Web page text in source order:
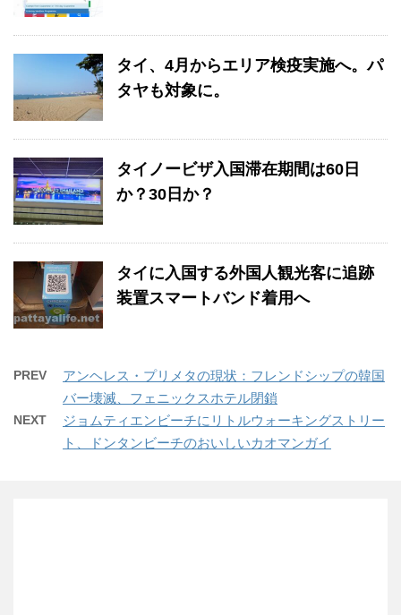
タイ、4月からエリア検疫実施へ。パ
タヤも対象に。
タイノービザ入国滞在期間は60日
か？30日か？
タイに入国する外国人観光客に追跡
装置スマートバンド着用へ
PREV
アンヘレス・プリメタの現状：フレンドシップの韓国
バー壊滅、フェニックスホテル閉鎖
NEXT
ジョムティエンビーチにリトルウォーキングストリー
ト、ドンタンビーチのおいしいカオマンガイ